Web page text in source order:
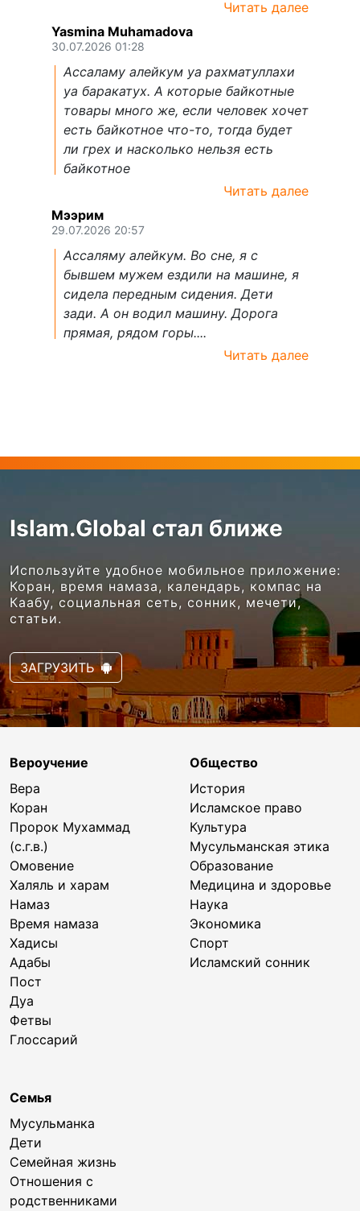
Читать далее
Yasmina Muhamadova
30.07.2026 01:28
Ассаламу алейкум уа рахматуллахи
уа баракатух. А которые байкотные
товары много же, если человек хочет
есть байкотное что-то, тогда будет
ли грех и насколько нельзя есть
байкотное
Читать далее
Мээрим
29.07.2026 20:57
Ассаляму алейкум. Во сне, я с
бывшем мужем ездили на машине, я
сидела передным сидения. Дети
зади. А он водил машину. Дорога
прямая, рядом горы....
Читать далее
Islam.Global стал ближе
Используйте удобное мобильное приложение:
Коран, время намаза, календарь, компас на
Каабу, социальная сеть, сонник, мечети,
статьи.
ЗАГРУЗИТЬ
Вероучение
Вера
Коран
Пророк Мухаммад
(с.г.в.)
Омовение
Халяль и харам
Намаз
Время намаза
Хадисы
Адабы
Пост
Дуа
Фетвы
Глоссарий
Общество
История
Исламское право
Культура
Мусульманская этика
Образование
Медицина и здоровье
Наука
Экономика
Спорт
Исламский сонник
Семья
Мусульманка
Дети
Семейная жизнь
Отношения с
родственниками